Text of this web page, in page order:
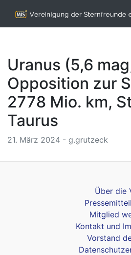
Uranus (5,6
Opposition zur
2778 Mio. km,
Taurus
21. März 2024 - g.grutzeck
Über die
Mitglied
Kontakt und
Vorstand